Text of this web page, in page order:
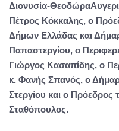
Διονυσία-
Πέτρος Κόκκαλης, ο
Δήμων Ελλάδας και
Παπαστεργίου, ο
Γιώργος Κασαπίδης, ο
κ. Φανής Σπανός, ο
Στεργίου και ο Πρόεδρος
Σταθόπουλος.